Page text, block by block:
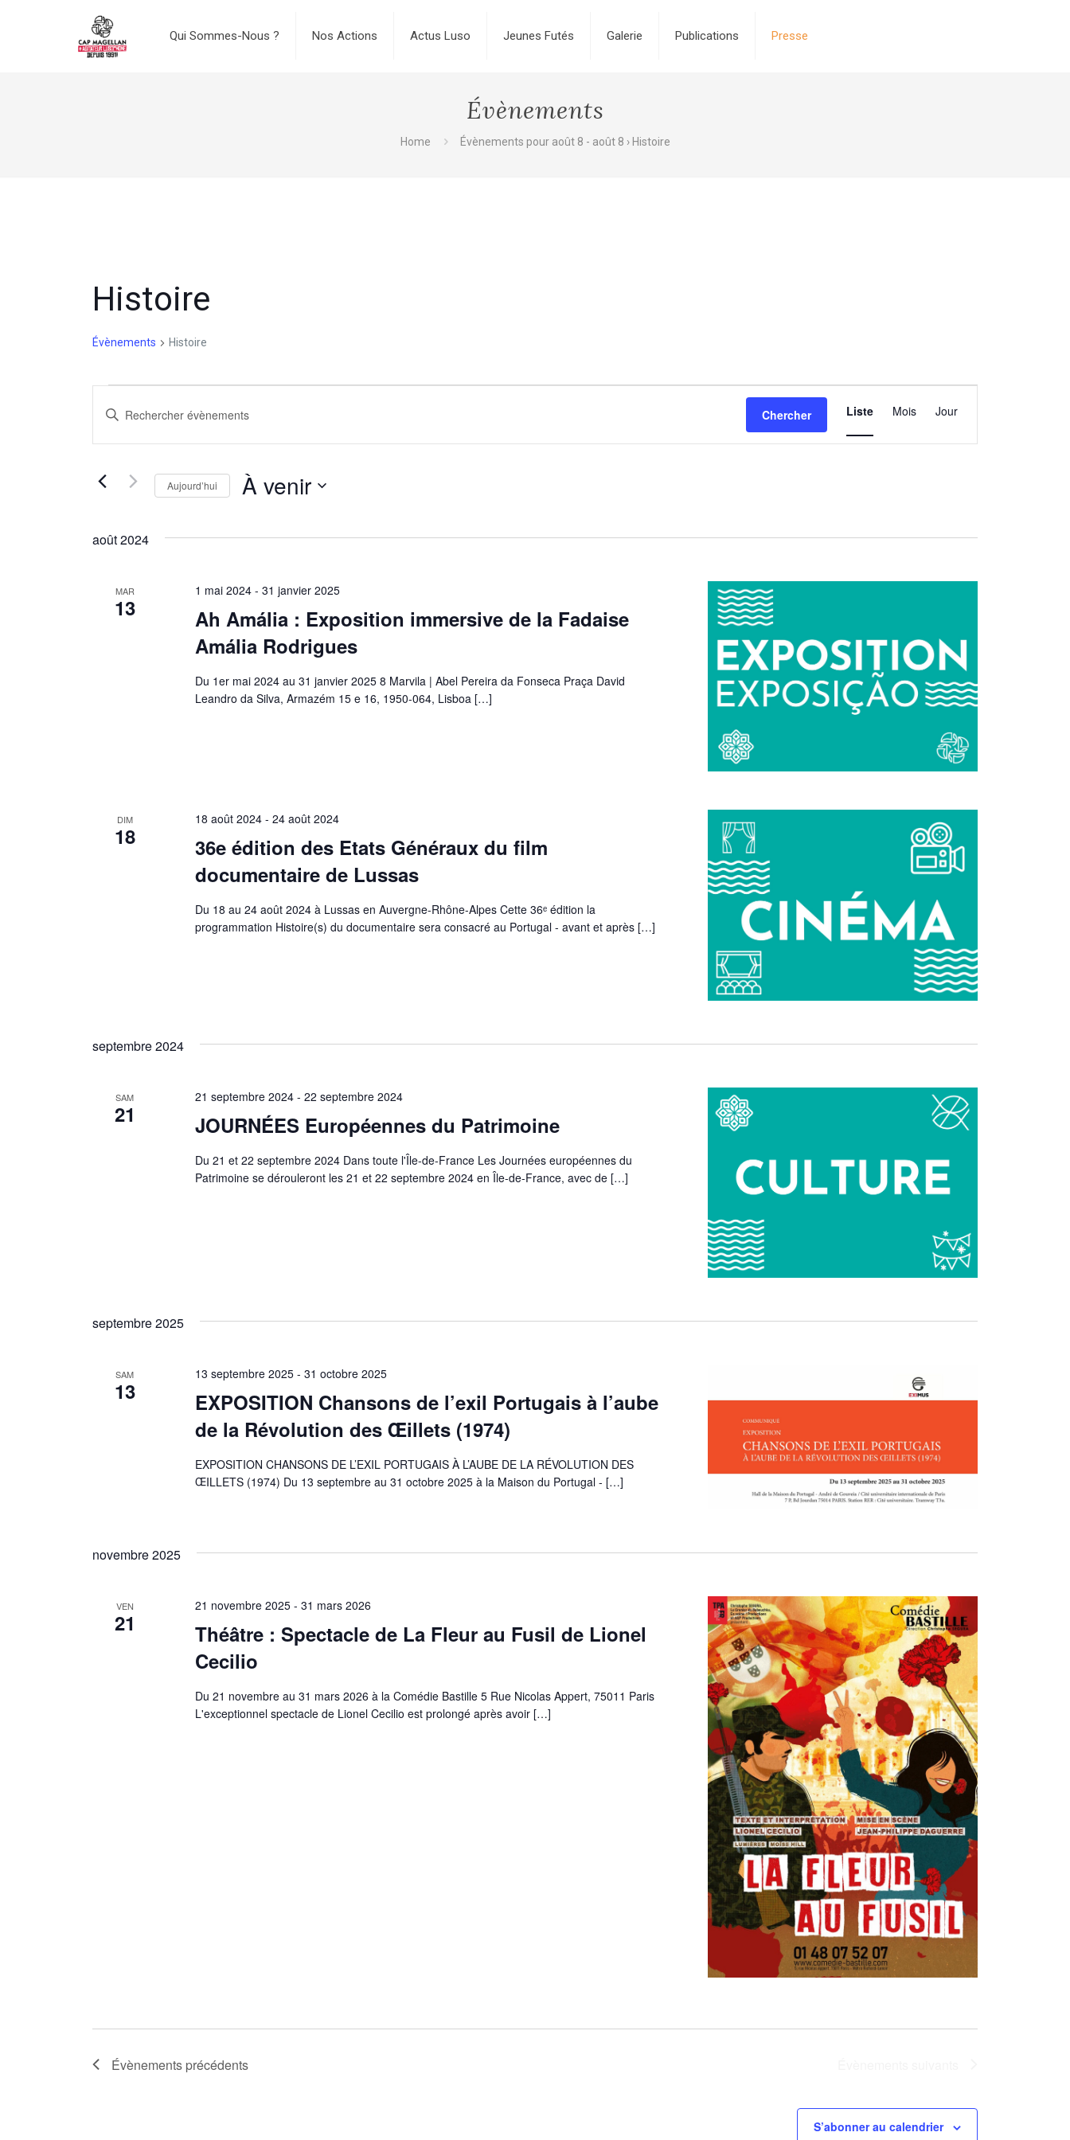
Qui Sommes-Nous ? Nos Actions Actus Luso Jeunes Futés Galerie Publications Presse
Évènements
Home Évènements pour août 8 - août 8 › Histoire
Histoire
Évènements Histoire
et
navigation
de
Évènements
Saisir
clé.
Évènements
clé.
Chercher
de
vues
Liste Mois Jour
Aujourd’hui À venir
août 2024
MAR
13
Ah Amália : Exposition immersive de la Fadaise
Amália Rodrigues
1 mai 2024 -31 janvier 2025
Du 1er mai 2024 au 31 janvier 2025 8 Marvila | Abel Pereira da Fonseca Praça David
Leandro da Silva, Armazém 15 e 16, 1950-064, Lisboa […]
DIM
18
36e édition des Etats Généraux du film
documentaire de Lussas
18 août 2024 -24 août 2024
Du 18 au 24 août 2024 à Lussas en Auvergne-Rhône-Alpes Cette 36ᵉ édition la
programmation Histoire(s) du documentaire sera consacré au Portugal - avant et après […]
septembre 2024
SAM
21 JOURNÉES Européennes du Patrimoine
21 septembre 2024 -22 septembre 2024
Du 21 et 22 septembre 2024 Dans toute l'Île-de-France Les Journées européennes du
Patrimoine se dérouleront les 21 et 22 septembre 2024 en Île-de-France, avec de […]
septembre 2025
SAM
13
EXPOSITION Chansons de l’exil Portugais à l’aube
de la Révolution des Œillets (1974)
13 septembre 2025 -31 octobre 2025
EXPOSITION CHANSONS DE L’EXIL PORTUGAIS À L’AUBE DE LA RÉVOLUTION DES
ŒILLETS (1974) Du 13 septembre au 31 octobre 2025 à la Maison du Portugal - […]
novembre 2025
VEN
21
Théâtre : Spectacle de La Fleur au Fusil de Lionel
Cecilio
21 novembre 2025 -31 mars 2026
Du 21 novembre au 31 mars 2026 à la Comédie Bastille 5 Rue Nicolas Appert, 75011 Paris
L'exceptionnel spectacle de Lionel Cecilio est prolongé après avoir […]
Évènements précédents
S’abonner au calendrier